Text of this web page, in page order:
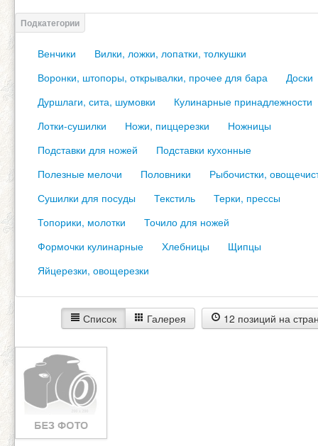
Венчики
Вилки, ложки, лопатки, толкушки
Воронки, штопоры, открывалки, прочее для бара
Доски
Дуршлаги, сита, шумовки
Кулинарные принадлежности
Лотки-сушилки
Ножи, пиццерезки
Ножницы
Подставки для ножей
Подставки кухонные
Полезные мелочи
Половники
Рыбочистки,
Сушилки для посуды
Текстиль
Терки, прессы
Топорики, молотки
Точило для ножей
Формочки кулинарные
Хлебницы
Щипцы
Яйцерезки, овощерезки
Список Галерея 12 позиций на